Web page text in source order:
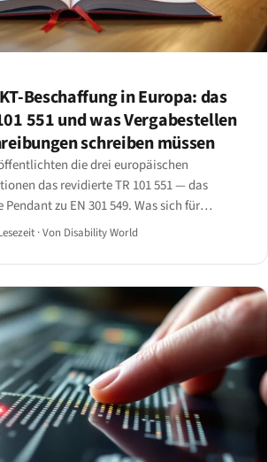
Beschaffung in Europa: das
551 und was Vergabestellen
schreiben müssen
die drei europäischen
das revidierte TR 101 551 — das
zu EN 301 549. Was sich für
Unternehmen ändert.
·Von Disability World